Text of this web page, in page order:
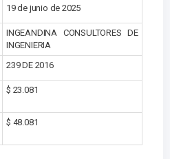
19 de junio de 2025
INGEANDINA CONSULTORES DE
INGENIERIA
239 DE 2016
$ 23.081
$ 48.081